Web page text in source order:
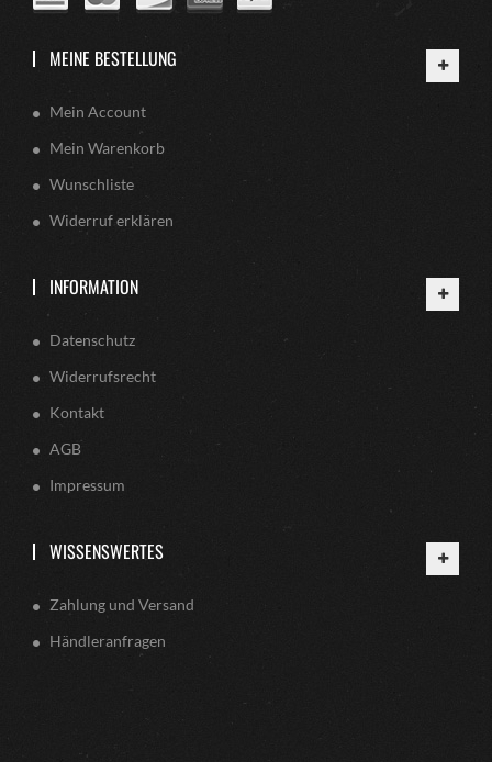
MEINE BESTELLUNG
Mein Account
Mein Warenkorb
Wunschliste
Widerruf erklären
INFORMATION
Datenschutz
Widerrufsrecht
Kontakt
AGB
Impressum
WISSENSWERTES
Zahlung und Versand
Händleranfragen